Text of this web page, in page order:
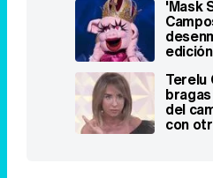
'Mask
edición
Terelu
del
con